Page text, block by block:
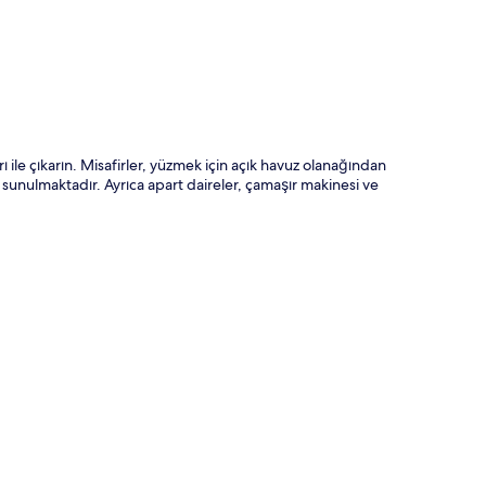
çıkarın. Misafirler, yüzmek için açık havuz olanağından
Ayrıca apart daireler, çamaşır makinesi ve